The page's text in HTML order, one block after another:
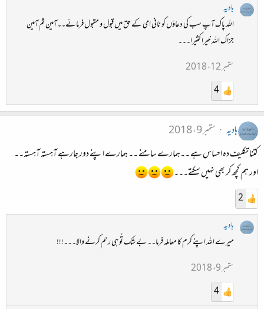
ہادیہ
اللہ پاک آپ سب کی دعاؤں کو نانی امی کے حق میں قبول و مقبول فرمائے۔۔آمین ثم آمین
جزاک اللہ خیرا کثیرا۔۔۔
ستمبر 12، 2018
4
ہادیہ
ستمبر 9، 2018
کتنا تکلیف دہ احساس ہے ۔۔ہمارے سامنے ۔۔ ہمارے اپنے دور جارہے آہستہ آہستہ۔۔
اور ہم کچھ کر بھی نہیں سکتے۔۔۔
2
ہادیہ
میرے اللہ اپنے کرم کا معاملہ فرما۔۔ بے شک تُو ہی رحم کرنے والا۔۔۔!!!
ستمبر 9، 2018
4